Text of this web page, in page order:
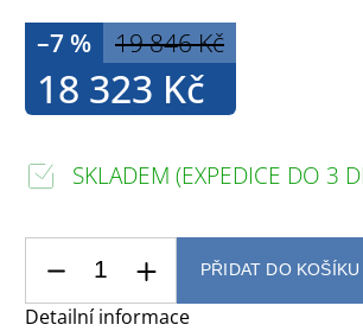
19 846 Kč
–7 %
18 323 Kč
SKLADEM (EXPEDICE DO 3
PŘIDAT DO KOŠÍKU
Detailní informace